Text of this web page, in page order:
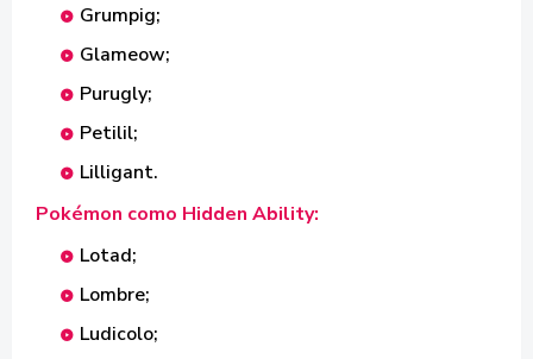
Grumpig;
Glameow;
Purugly;
Petilil;
Lilligant.
Pokémon como Hidden Ability:
Lotad;
Lombre;
Ludicolo;